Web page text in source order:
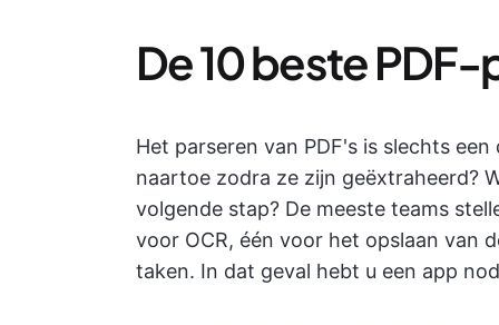
De 10 beste
Het parseren van PDF's is slechts
naartoe zodra ze zijn geëxtraheerd?
volgende stap? De meeste teams
voor OCR, één voor het opslaan van
taken. In dat geval hebt u een app